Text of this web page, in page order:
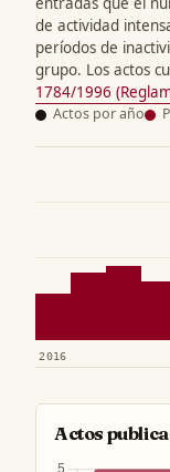
de actividad
períodos de
grupo. Los actos
1784/1996
Actos por año
2016
Actos